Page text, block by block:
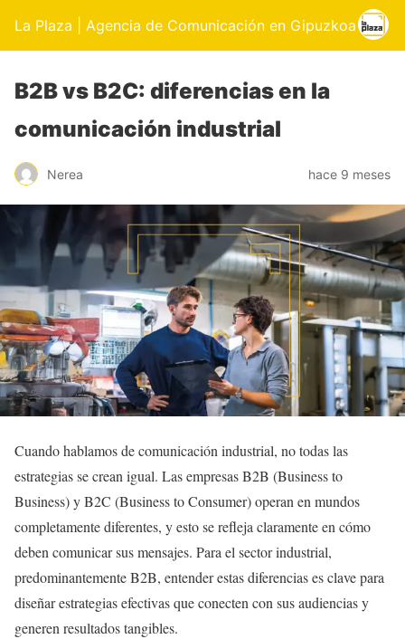
La Plaza | Agencia de Comunicación en Gipuzkoa
B2B vs B2C: diferencias en la
comunicación industrial
Nerea hace 9 meses
Cuando hablamos de comunicación industrial, no todas las
estrategias se crean igual. Las empresas B2B (Business to
Business) y B2C (Business to Consumer) operan en mundos
completamente diferentes, y esto se refleja claramente en cómo
deben comunicar sus mensajes. Para el sector industrial,
predominantemente B2B, entender estas diferencias es clave para
diseñar estrategias efectivas que conecten con sus audiencias y
generen resultados tangibles.